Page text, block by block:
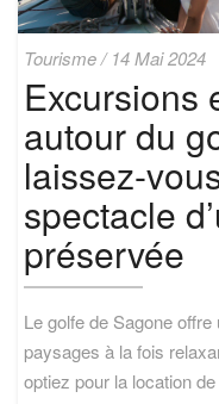
Tourisme/14 Mai 2024
de
le
Excursions
autour du
laissez-
spectacle
préservée
Le golfe de Sagone
paysages à la fois
optiez pour la location